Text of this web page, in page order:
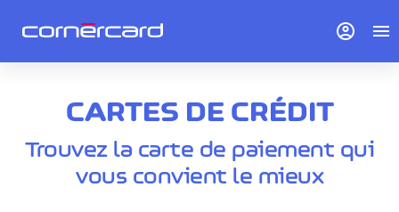
CARTES DE CRÉDIT
Trouvez la carte de paiement qui
vous convient le mieux
account_circle menu